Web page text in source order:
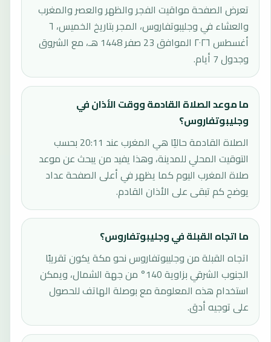
تعرض الصفحة مواقيت الفجر والظهر والعصر والمغرب
والعشاء في وجليبوتفاروس، المجر بتاريخ الخميس، ٦
أغسطس ٢٠٢٦ الموافق 23 صفر 1448 هـ، مع الشروق
وجدول 7 أيام.
ما موعد الصلاة القادمة ووقت الأذان في
وجليبوتفاروس؟
الصلاة القادمة حاليًا هي المغرب عند 20:11 بحسب
التوقيت المحلي للمدينة، وهذا يفيد من يبحث عن موعد
صلاة المغرب اليوم كما يظهر في أعلى الصفحة عداد
يوضح كم تبقى على الأذان القادم.
ما اتجاه القبلة في وجليبوتفاروس؟
اتجاه القبلة من وجليبوتفاروس نحو مكة يكون تقريبًا
الجنوب الشرقي بزاوية 140° من جهة الشمال، ويمكن
استخدام هذه المعلومة مع بوصلة الهاتف للحصول
على توجيه أدق.